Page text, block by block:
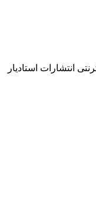
انتشارات استادیار